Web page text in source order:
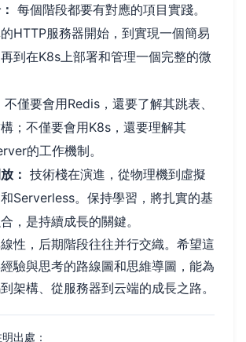
每個階段都要有對應的項目實踐。
HTTP服務器開始，到實現一個簡易
到在K8s上部署和管理一個完整的微
不僅要會用Redis，還要了解其跳表、
；不僅要會用K8s，還要理解其
的工作機制。
： 技術棧在演進，從物理機到虛擬
Serverless。保持學習，將扎實的基
，是持續成長的關鍵。
性，后期階段往往并行交織。希望這
驗與思考的路線圖和思維導圖，能為
架構、從服務器到云端的成長之路。
出處：